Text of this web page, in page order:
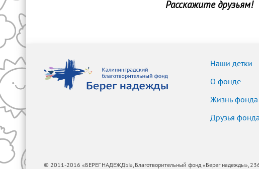
Расскажите друзьям!
Наши детки
О фонде
Жизнь фонда
Друзья фонда
© 2011-2016 «БЕРЕГ НАДЕЖДЫ», Благотворительный фонд «Берег надежды»,